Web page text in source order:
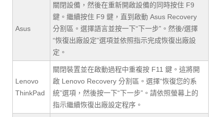
Asus
關閉設備，然後在重新開啟設備的同時按住 F9
鍵。繼續按住 F9 鍵，直到啟動 Asus Recovery
分割區。選擇語言並按一下“下一步”。然後/選擇
“恢復出廠設定”選項並依照指示完成恢復出廠設
定。
Lenovo
ThinkPad
關閉裝置並在啟動過程中重複按 F11 鍵。這將開
啟 Lenovo Recovery 分割區。選擇“恢復您的系
統”選項，然後按一下“下一步”。請依照螢幕上的
指示繼續恢復出廠設定程序。